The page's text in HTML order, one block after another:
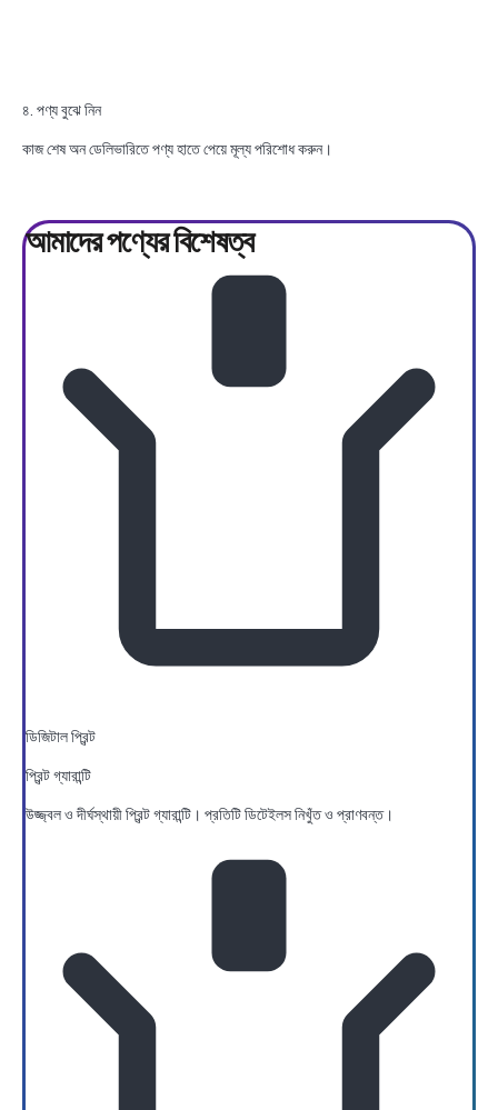
৪. পণ্য বুঝে নিন
কাজ শেষ অন ডেলিভারিতে পণ্য হাতে পেয়ে মূল্য পরিশোধ করুন।
আমাদের পণ্যেরবিশেষত্ব
ডিজিটাল প্রিন্ট
প্রিন্ট গ্যারান্টি
উজ্জ্বল ও দীর্ঘস্থায়ী প্রিন্ট গ্যারান্টি। প্রতিটি ডিটেইলস নিখুঁত ও প্রাণবন্ত।